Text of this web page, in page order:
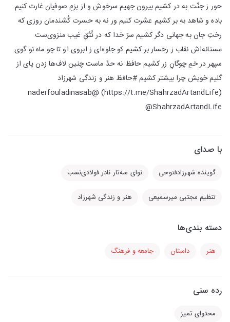
حور ز جنّت به در کشیم بیرون جهیم سرخوش و از بزمِ صوفیان غارت کنیم
باده و شاهد به بر کشیم عشرت کنیم ور نه به حسرت کُشندمان روزی که
رختِ جان به جهانی دگر کشیم سرّ خدا که در تُتُقِ غیب منزوی‌ست
مستانه‌اش نقاب ز رخسار بر کشیم کو جلوه‌ای ز ابروی او تا چو ماه نو گوی
سپهر در خمِ چوگانِ زر کشیم حافظ نه حدّ ماست چنین لاف‌ها زدن پای از
گلیم خویش چرا بیشتر کشیم #حافظ هنر و زندگی شهرزاد
(https://t.me/ShahrzadArtandLife) @naderfouladinasab
@ShahrzadArtandLife
با صدای
گوینده شهرزادفتوحی نوای سه‌تار نادر فولادی‌نسب
تنظیم مجتبی میر‌سمیعی هنر و زندگی شهرزاد
دسته بندی‌ها
هنر داستان جامعه و فرهنگ
رده سنی
محتوای تمیز